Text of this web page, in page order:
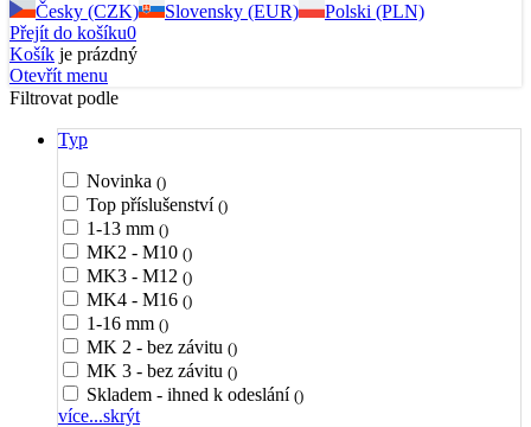
Česky (CZK)
Slovensky (EUR)
Polski (PLN)
Přejít do košíku0
Košík je prázdný
Otevřít menu
Filtrovat podle
Typ
Novinka ()
Top příslušenství ()
1-13 mm ()
MK2 - M10 ()
MK3 - M12 ()
MK4 - M16 ()
1-16 mm ()
MK 2 - bez závitu ()
MK 3 - bez závitu ()
Skladem - ihned k odeslání ()
více...skrýt